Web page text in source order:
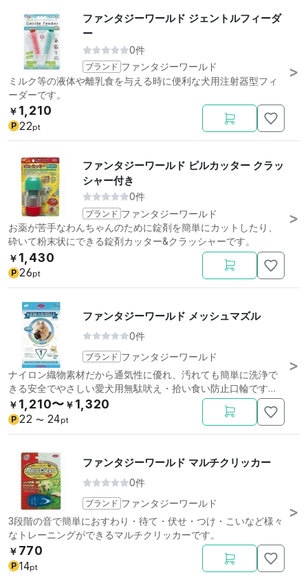
ファンタジーワールド ジェントルフィーダ
ー
0件
ブランド ファンタジーワールド
ミルク等の液体や離乳食を与える時に便利な犬用注射器型フィ
ーダーです。
￥ 1,210
P 22pt
ファンタジーワールド ピルカッター クラッ
シャー付き
0件
ブランド ファンタジーワールド
お薬が苦手なわんちゃんのために錠剤を簡単にカットしたり、
砕いて粉末状にできる錠剤カッター&クラッシャーです。
￥ 1,430
P 26pt
ファンタジーワールド メッシュマズル
0件
ブランド ファンタジーワールド
ナイロン織物素材だから通気性に優れ、汚れても簡単に洗浄で
きる安全でやさしい愛犬用無駄吠え・拾い食い防止口輪です。
ミニ。
￥ 1,210〜 ￥ 1,320
P 22 〜 24pt
ファンタジーワールド マルチクリッカー
0件
ブランド ファンタジーワールド
3段階の音で簡単におすわり・待て・伏せ・つけ・こいなど様々
なトレーニングができるマルチクリッカーです。
￥ 770
P 14pt